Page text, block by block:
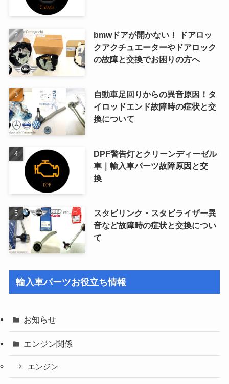
bmwドアが開かない！ ドアロッ
クアクチュエーターやドアロック
の故障と交換でお困りの方へ
自動車足回りからの異音原因！タ
イロッドエンド故障時の症状と交
換について
DPF警告灯とクリーンディーゼル
車｜輸入車パーツ故障原因と交
換
スタビリンク・スタビライザー異
音など故障時の症状と交換につい
て
輸入車パーツお役立ち情報
お知らせ
エンジン関係
エンジン